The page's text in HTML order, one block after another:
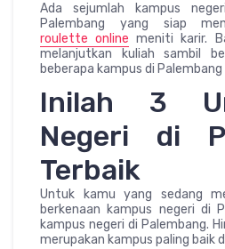
Ada sejumlah kampus
Palembang yang siap
roulette online meniti karir.
melanjutkan kuliah sambil
beberapa kampus di
Inilah 3
Negeri di
Terbaik
Untuk kamu yang sedang
berkenaan kampus negeri di
kampus negeri di Palembang.
merupakan kampus paling baik